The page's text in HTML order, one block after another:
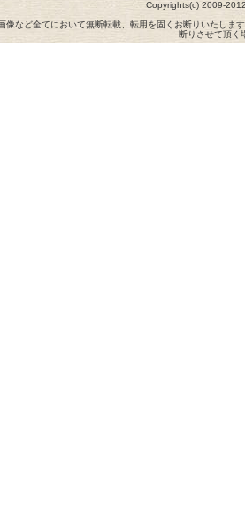
Copyrights(c) 2009-
像など全てにおいて無断転載、転用を固くお断りいたしま
断りさせて頂く